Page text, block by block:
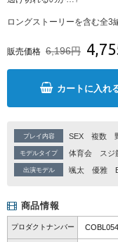
ロングストーリーを含む全3
販売価格 6,196円
カートに入れ
プレイ内容 SEX 複数
モデルタイプ 体育会 スジ
出演モデル 颯太 優雅
商品情報
プロダクトナンバー